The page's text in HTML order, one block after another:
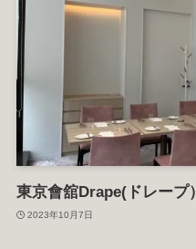
東京會舘Drape(ドレープ
2023年10月7日